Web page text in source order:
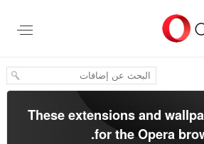
These extensions and
for theOpera
.